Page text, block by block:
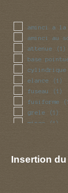
aminci a la
aminci au
attenue (1)
base
cylindrique
elance (1)
fuseau (1)
fusiforme
grele (1)
mince (1)
Insertion